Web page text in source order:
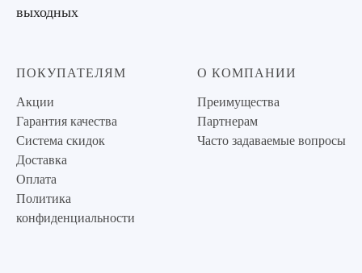
выходных
ПОКУПАТЕЛЯМ
Акции
Гарантия качества
Система скидок
Доставка
Оплата
Политика
конфиденциальности
О КОМПАНИИ
Преимущества
Партнерам
Часто задаваемые вопросы